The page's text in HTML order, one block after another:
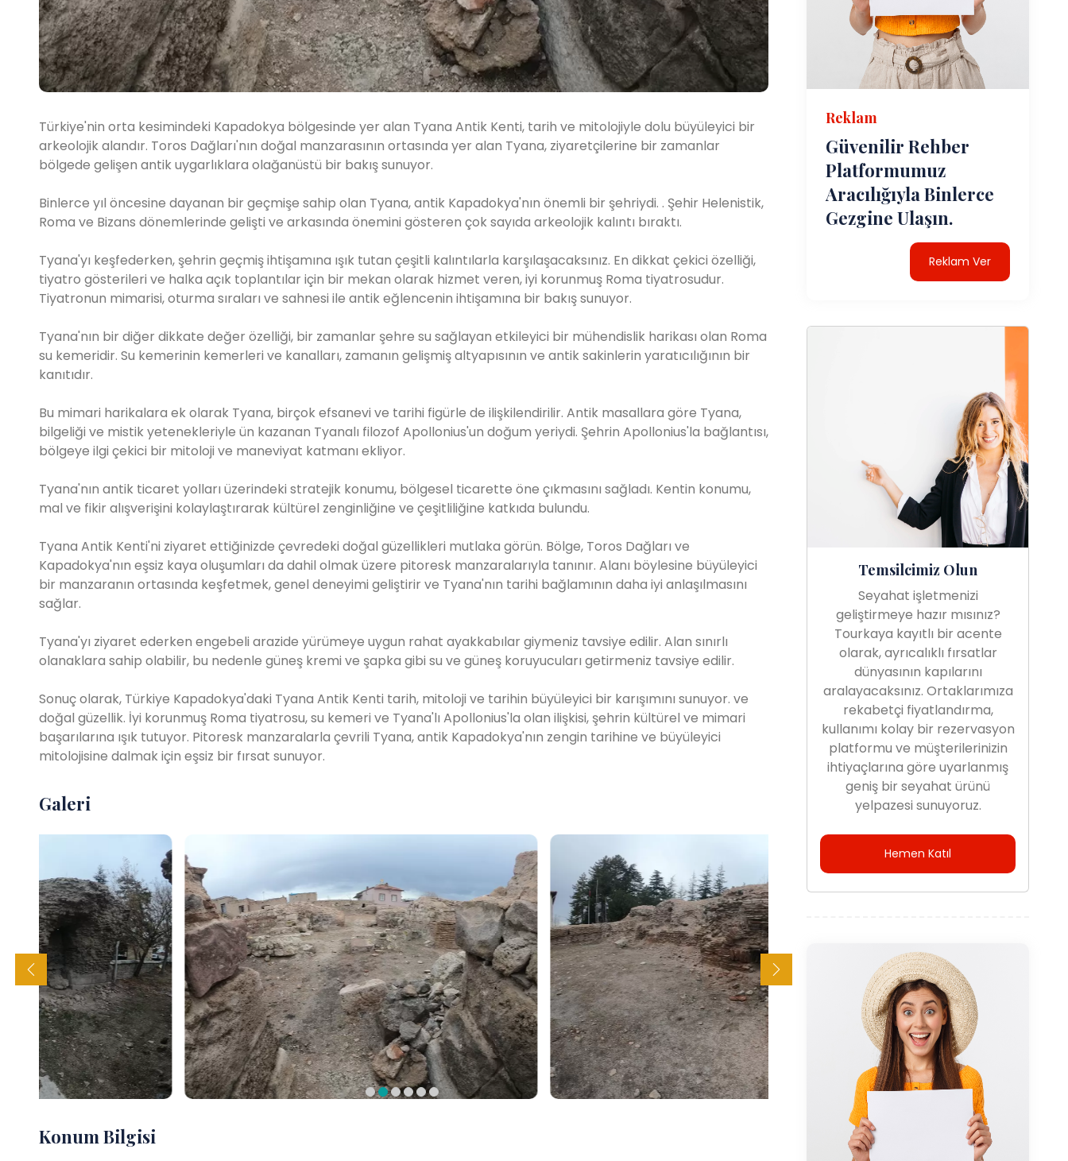
Türkiye'nin orta kesimindeki Kapadokya bölgesinde yer alan Tyana Antik Kenti, tarih ve mitolojiyle dolu büyüleyici bir
arkeolojik alandır. Toros Dağları'nın doğal manzarasının ortasında yer alan Tyana, ziyaretçilerine bir zamanlar
bölgede gelişen antik uygarlıklara olağanüstü bir bakış sunuyor.
Binlerce yıl öncesine dayanan bir geçmişe sahip olan Tyana, antik Kapadokya'nın önemli bir şehriydi. . Şehir Helenistik,
Roma ve Bizans dönemlerinde gelişti ve arkasında önemini gösteren çok sayıda arkeolojik kalıntı bıraktı.
Tyana'yı keşfederken, şehrin geçmiş ihtişamına ışık tutan çeşitli kalıntılarla karşılaşacaksınız. En dikkat çekici özelliği,
tiyatro gösterileri ve halka açık toplantılar için bir mekan olarak hizmet veren, iyi korunmuş Roma tiyatrosudur.
Tiyatronun mimarisi, oturma sıraları ve sahnesi ile antik eğlencenin ihtişamına bir bakış sunuyor.
Tyana'nın bir diğer dikkate değer özelliği, bir zamanlar şehre su sağlayan etkileyici bir mühendislik harikası olan Roma
su kemeridir. Su kemerinin kemerleri ve kanalları, zamanın gelişmiş altyapısının ve antik sakinlerin yaratıcılığının bir
kanıtıdır.
Bu mimari harikalara ek olarak Tyana, birçok efsanevi ve tarihi figürle de ilişkilendirilir. Antik masallara göre Tyana,
bilgeliği ve mistik yetenekleriyle ün kazanan Tyanalı filozof Apollonius'un doğum yeriydi. Şehrin Apollonius'la bağlantısı,
bölgeye ilgi çekici bir mitoloji ve maneviyat katmanı ekliyor.
Tyana'nın antik ticaret yolları üzerindeki stratejik konumu, bölgesel ticarette öne çıkmasını sağladı. Kentin konumu,
mal ve fikir alışverişini kolaylaştırarak kültürel zenginliğine ve çeşitliliğine katkıda bulundu.
Tyana Antik Kenti'ni ziyaret ettiğinizde çevredeki doğal güzellikleri mutlaka görün. Bölge, Toros Dağları ve
Kapadokya'nın eşsiz kaya oluşumları da dahil olmak üzere pitoresk manzaralarıyla tanınır. Alanı böylesine büyüleyici
bir manzaranın ortasında keşfetmek, genel deneyimi geliştirir ve Tyana'nın tarihi bağlamının daha iyi anlaşılmasını
sağlar.
Tyana'yı ziyaret ederken engebeli arazide yürümeye uygun rahat ayakkabılar giymeniz tavsiye edilir. Alan sınırlı
olanaklara sahip olabilir, bu nedenle güneş kremi ve şapka gibi su ve güneş koruyucuları getirmeniz tavsiye edilir.
Sonuç olarak, Türkiye Kapadokya'daki Tyana Antik Kenti tarih, mitoloji ve tarihin büyüleyici bir karışımını sunuyor. ve
doğal güzellik. İyi korunmuş Roma tiyatrosu, su kemeri ve Tyana'lı Apollonius'la olan ilişkisi, şehrin kültürel ve mimari
başarılarına ışık tutuyor. Pitoresk manzaralarla çevrili Tyana, antik Kapadokya'nın zengin tarihine ve büyüleyici
mitolojisine dalmak için eşsiz bir fırsat sunuyor.
Galeri
Konum Bilgisi
Reklam
Güvenilir Rehber
Platformumuz
Aracılığıyla Binlerce
Gezgine Ulaşın.
Reklam Ver
Temsilcimiz Olun
Seyahat işletmenizi
geliştirmeye hazır mısınız?
Tourkaya kayıtlı bir acente
olarak, ayrıcalıklı fırsatlar
dünyasının kapılarını
aralayacaksınız. Ortaklarımıza
rekabetçi fiyatlandırma,
kullanımı kolay bir rezervasyon
platformu ve müşterilerinizin
ihtiyaçlarına göre uyarlanmış
geniş bir seyahat ürünü
yelpazesi sunuyoruz.
Hemen Katıl